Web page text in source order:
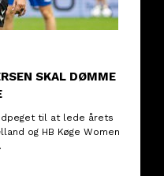
SKAL DØMME
til at lede årets
og HB Køge Women